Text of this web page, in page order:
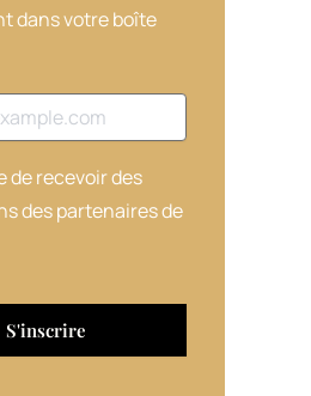
dans votre boîte
de recevoir des
des partenaires de